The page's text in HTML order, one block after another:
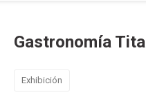
Gastronomía Tita
Exhibición